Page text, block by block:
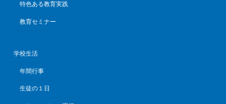
特色ある教育実践
教育セミナー
学校生活
年間行事
生徒の１日